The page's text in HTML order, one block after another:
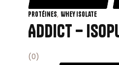
Protéines, Whey Isolate
ADDICT –
(0)